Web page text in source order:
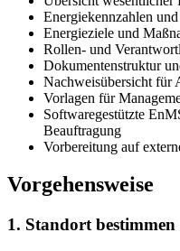
Energiekennzahlen
Energieziele und
Rollen- und
Dokumentenstruktur
Nachweisübersicht für
Vorlagen für
Softwaregestützte
Beauftragung
Vorbereitung auf
Vorgehensweise
1. Standort bestimmen